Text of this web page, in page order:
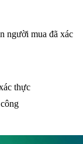
người mua đã xác
thực